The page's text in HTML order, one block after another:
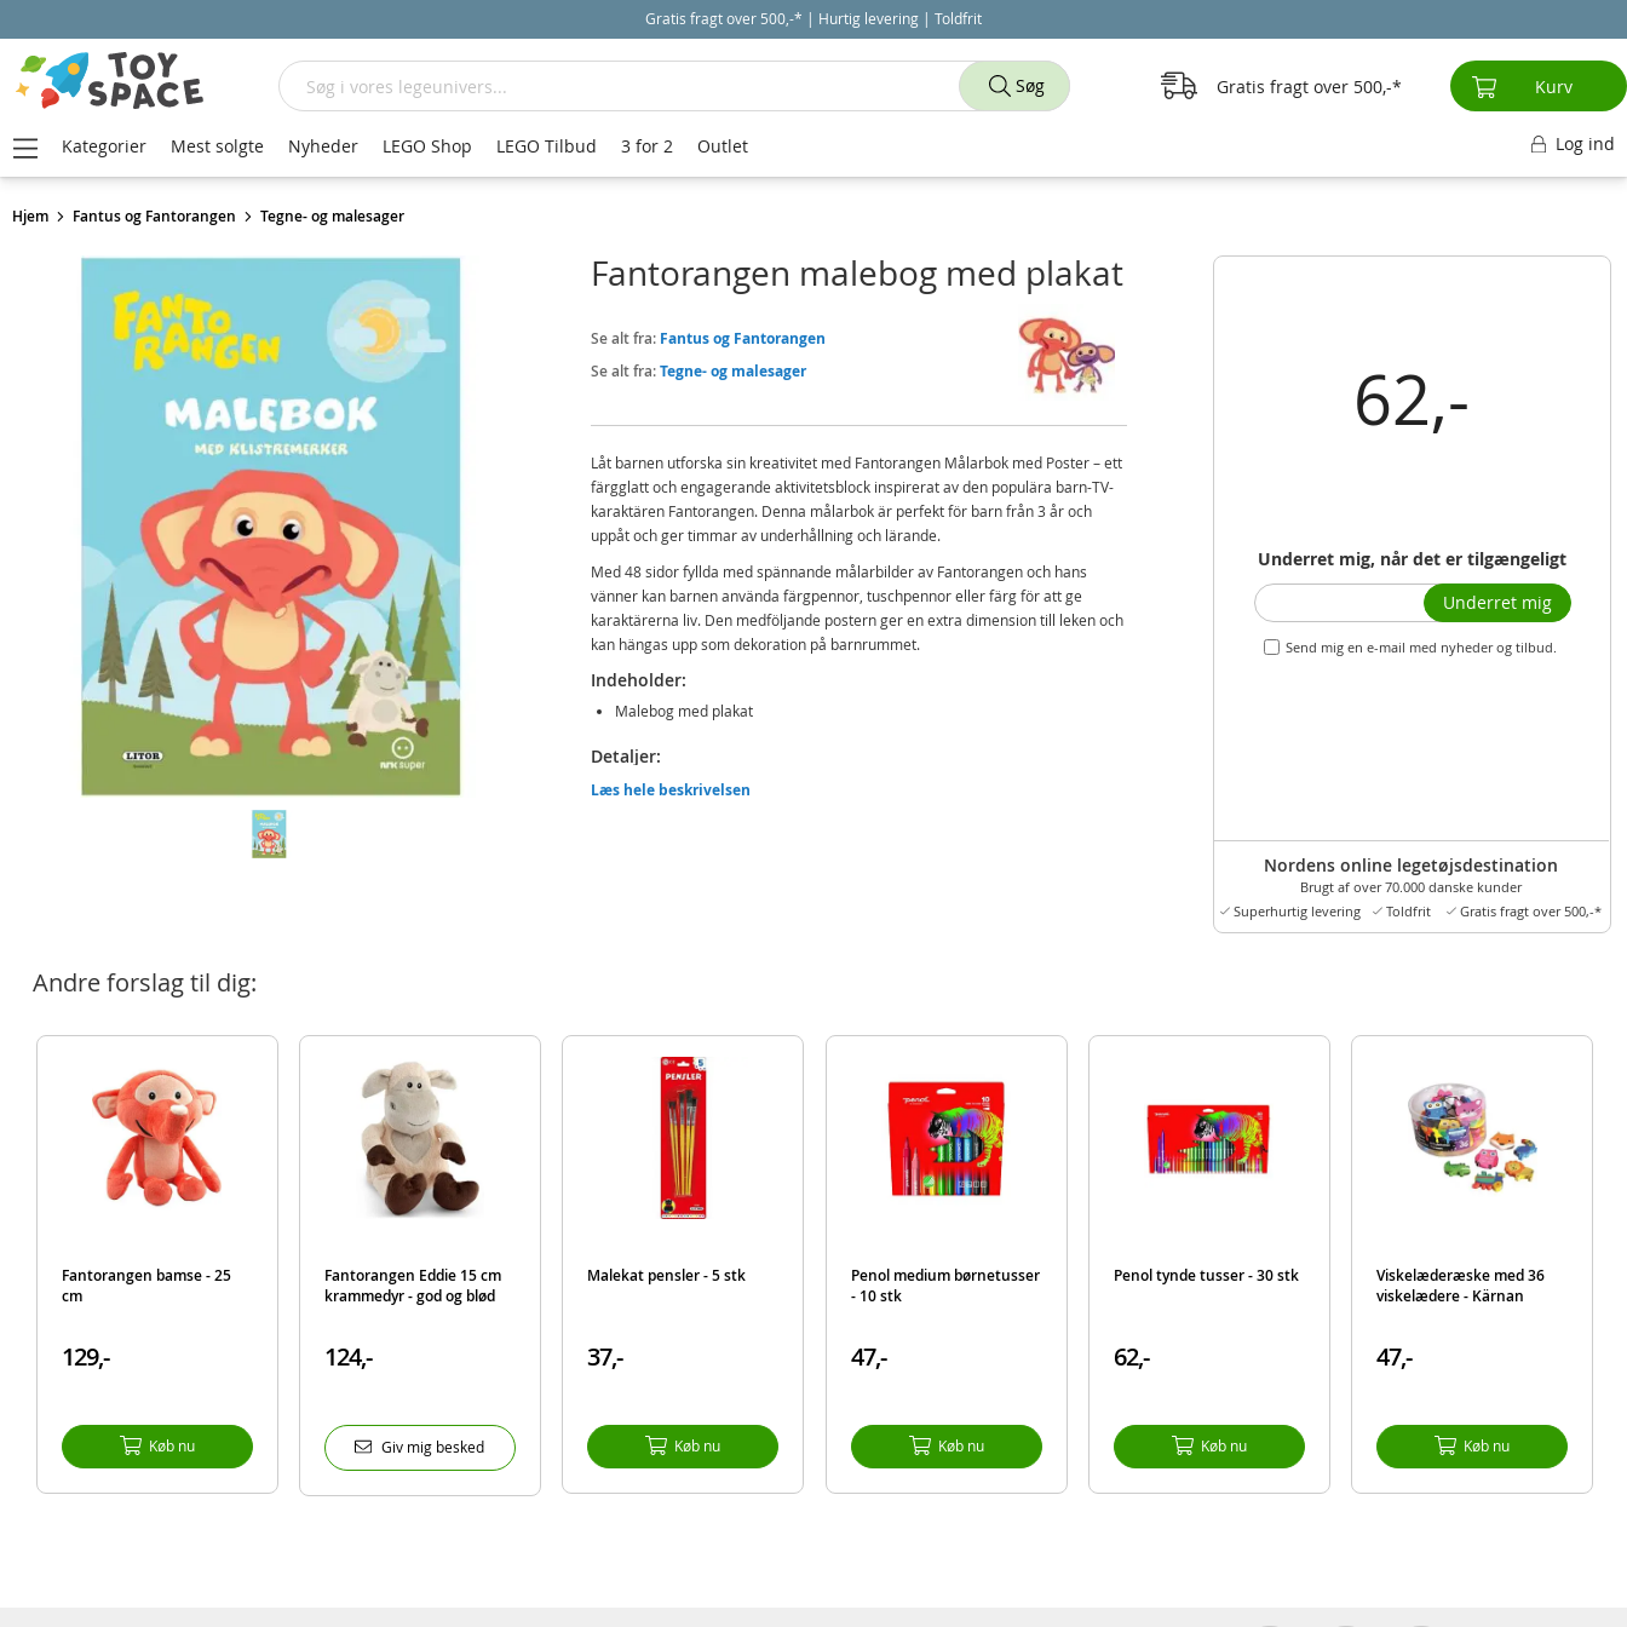
Gratis fragt over 500,-* | Hurtig levering | Toldfrit
Hjem Fantus og Fantorangen Tegne- og malesager
62,-
Underret mig, når det er tilgængeligt
Send mig en e-mail med nyheder og tilbud.
Underret mig
Nordens online legetøjsdestination
Brugt af over 70.000 danske kunder
Superhurtig levering
Toldfrit Gratis fragt over 500,-*
Fantorangen malebog med plakat
Se alt fra: Fantus og Fantorangen
Se alt fra:Tegne- og malesager
Låt barnen utforska sin kreativitet med Fantorangen Målarbok med Poster – ett
färgglatt och engagerande aktivitetsblock inspirerat av den populära barn-TV-
karaktären Fantorangen. Denna målarbok är perfekt för barn från 3 år och
uppåt och ger timmar av underhållning och lärande.
Med 48 sidor fyllda med spännande målarbilder av Fantorangen och hans
vänner kan barnen använda färgpennor, tuschpennor eller färg för att ge
karaktärerna liv. Den medföljande postern ger en extra dimension till leken och
kan hängas upp som dekoration på barnrummet.
Indeholder:
Malebog med plakat
Detaljer:
Norsk tekst
Læs hele beskrivelsen
Andre forslag til dig:
Fantorangen bamse - 25
cm
129,-
Køb nu
Fantorangen Eddie 15 cm
krammedyr - god og blød
124,-
Giv mig besked
Malekat pensler - 5 stk
37,-
Køb nu
Penol medium børnetusser
- 10 stk
47,-
Køb nu
Penol tynde tusser - 30 stk
62,-
Køb nu
Viskelæderæske med 36
viskelædere - Kärnan
47,-
Køb nu
Søg
Søg Gratis fragt over 500,- Kurv
Kategorier Mest solgte Nyheder LEGO Shop LEGO Tilbud 3 for 2 Outlet Log ind